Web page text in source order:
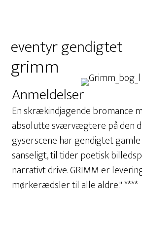
eventyr gendigtet
grimm
Anmeldelser
En skrækindjagende bromance
absolutte sværvægtere på den
gyserscene har gendigtet
sanseligt, til tider poetisk
narrativt drive. GRIMM er
mørkerædsler til alle aldre." ****